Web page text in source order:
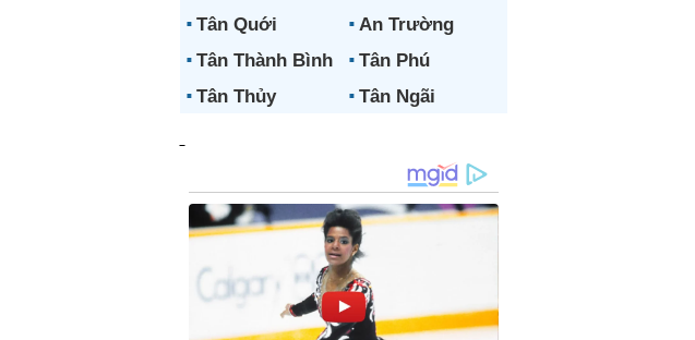
Tân Quới
An Trường
Tân Thành Bình
Tân Phú
Tân Thủy
Tân Ngãi